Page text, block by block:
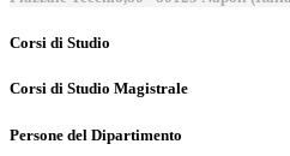
Corsi di Studio
Corsi di Studio Magistrale
Persone del Dipartimento